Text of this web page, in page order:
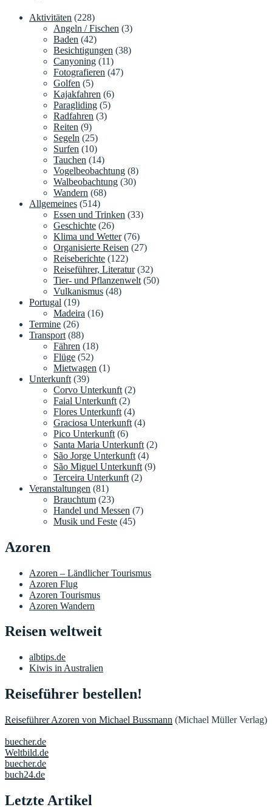
Aktivitäten (228)
Angeln / Fischen (3)
Baden (42)
Besichtigungen (38)
Canyoning (11)
Fotografieren (47)
Golfen (5)
Kajakfahren (6)
Paragliding (5)
Radfahren (3)
Reiten (9)
Segeln (25)
Surfen (10)
Tauchen (14)
Vogelbeobachtung (8)
Walbeobachtung (30)
Wandern (68)
Allgemeines (514)
Essen und Trinken (33)
Geschichte (26)
Klima und Wetter(76)
Organisierte Reisen (27)
Reiseberichte (122)
Reiseführer, Literatur(32)
Tier- und Pflanzenwelt (50)
Vulkanismus (48)
Portugal (19)
Madeira (16)
Termine (26)
Transport (88)
Fähren (18)
Flüge (52)
Mietwagen (1)
Unterkunft (39)
Corvo Unterkunft (2)
Faial Unterkunft (2)
Flores Unterkunft (4)
Graciosa Unterkunft (4)
Pico Unterkunft (6)
Santa Maria Unterkunft (2)
São Jorge Unterkunft (4)
São Miguel Unterkunft (9)
Terceira Unterkunft (2)
Veranstaltungen (81)
Brauchtum (23)
Handel und Messen (7)
Musik und Feste (45)
Azoren
Azoren – Ländlicher Tourismus
Azoren Flug
Azoren Tourismus
Azoren Wandern
Reisen weltweit
albtips.de
Kiwis in Australien
Reiseführer bestellen!
Reiseführer Azoren von Michael Bussmann (Michael Müller Verlag)
buecher.de
Weltbild.de
buecher.de
buch24.de
Letzte Artikel